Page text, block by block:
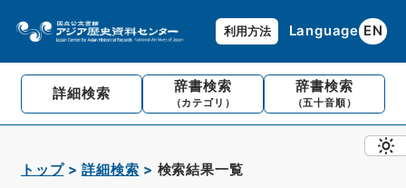
利用方法 Language EN
詳細検索 辞書検索
（カテゴリ）
辞書検索
（五十音順）
トップ 詳細検索 検索結果一覧